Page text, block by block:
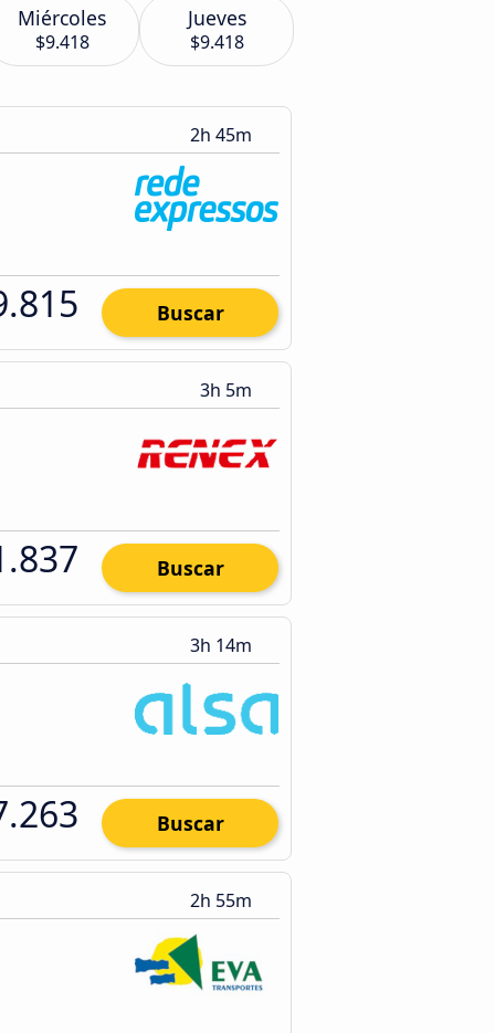
Miércoles
$9.418
Jueves
$9.418
2h 45m
Buscar
3h 5m
Buscar
3h 14m
Buscar
2h 55m